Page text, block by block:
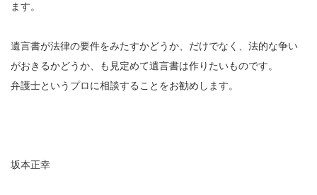
ます。
遺言書が法律の要件をみたすかどうか、だけでなく、法的な争い
がおきるかどうか、も見定めて遺言書は作りたいものです。
弁護士というプロに相談することをお勧めします。
坂本正幸